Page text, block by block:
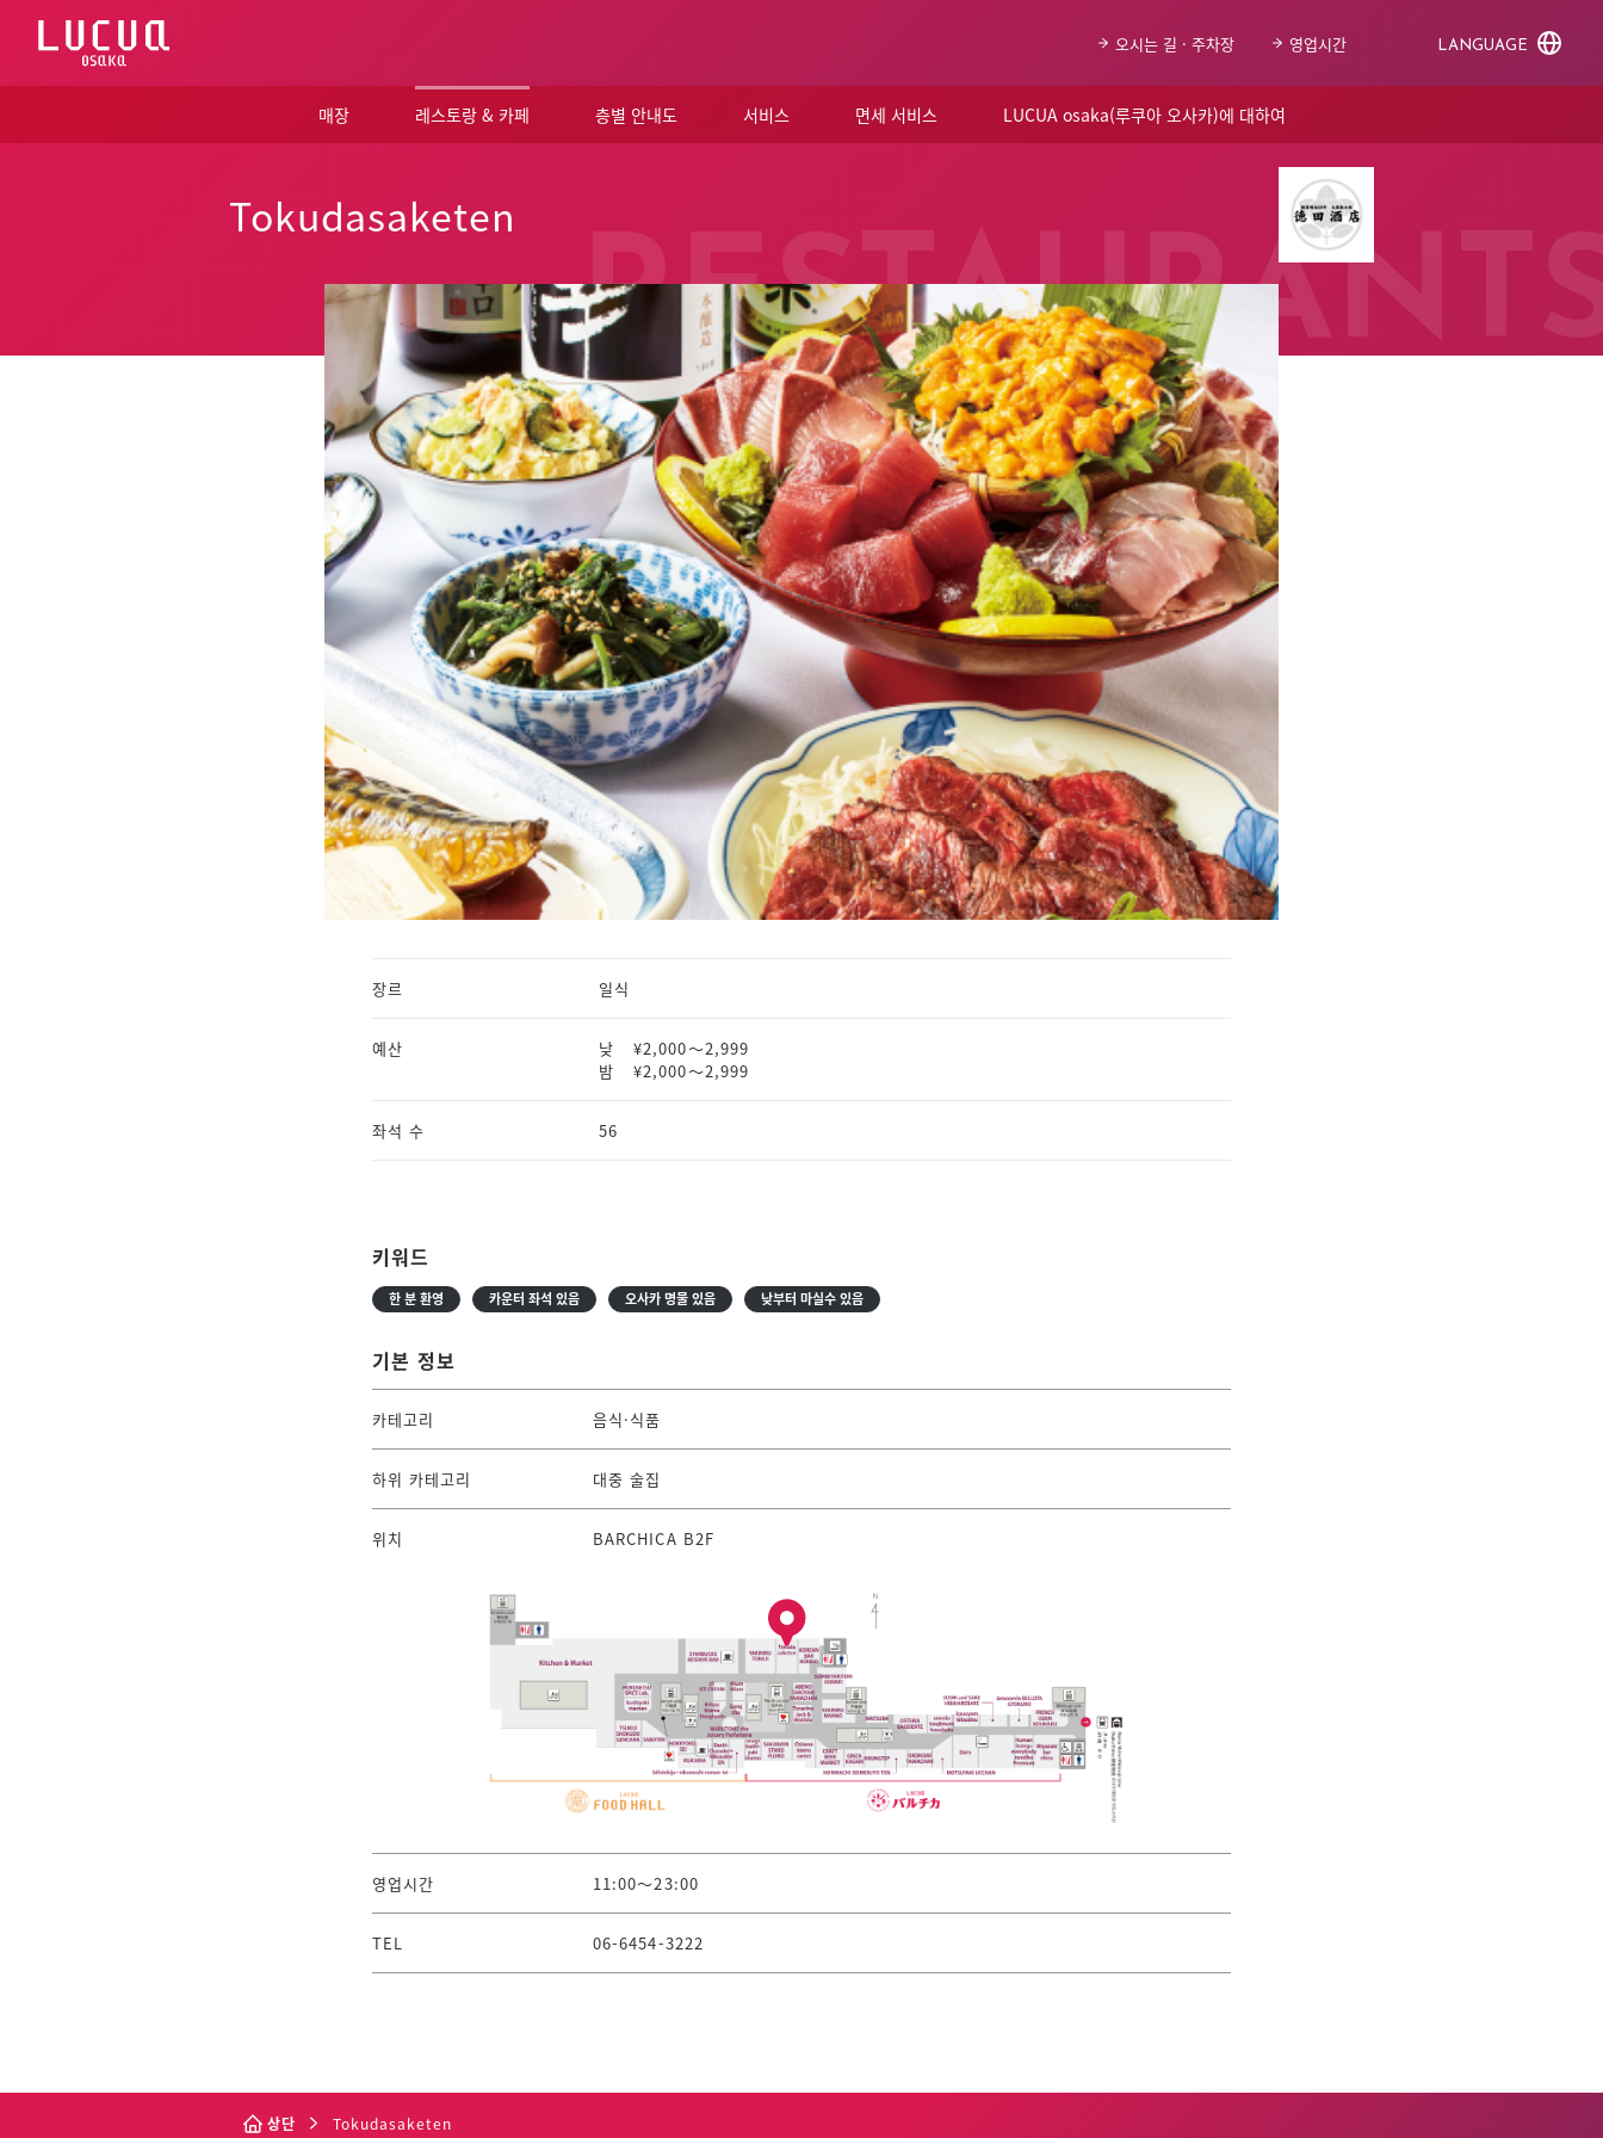
ス
오시는 길 · 주차장 영업시간 LANGUAGE
매장 레스토랑 & 카페 층별 안내도 서비스 면세 서비스 LUCUA osaka(루쿠아 오사카)에 대하여
Tokudasaketen
장르 일식
예산 낮
¥2,000〜2,999
밤
¥2,000〜2,999
좌석 수 56
키워드
한 분 환영 카운터 좌석 있음 오사카 명물 있음 낮부터 마실수 있음
기본 정보
카테고리 음식·식품
하위 카테고리 대중 술집
위치 BARCHICA B2F
영업시간 11:00～23:00
TEL 06-6454-3222
상단 Tokudasaketen